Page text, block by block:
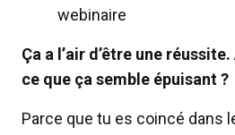
webinaire
Ça a l’air d’être une
ce que ça semble épuisant ?
Parce que tu es coincé dans